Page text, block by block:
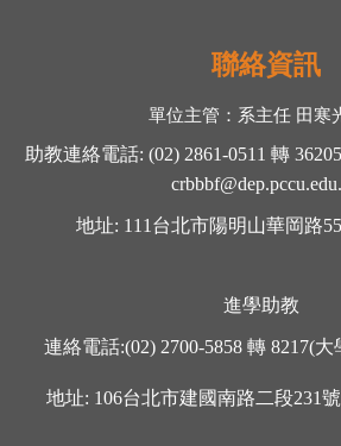
聯絡資訊
單位主管： 系主任 田寒
助教連絡電話: (02) 2861-0511 轉
地址: 111 台北市陽明山華岡路55
進學助教
連絡電話:(02) 2700-5858 轉 8217(大
地址: 106台北市建國南路二段231號